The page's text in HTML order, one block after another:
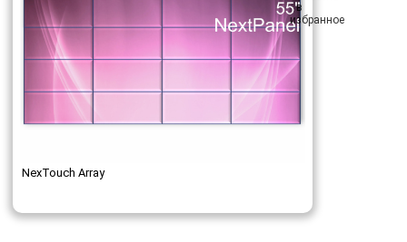
NexTouch Array